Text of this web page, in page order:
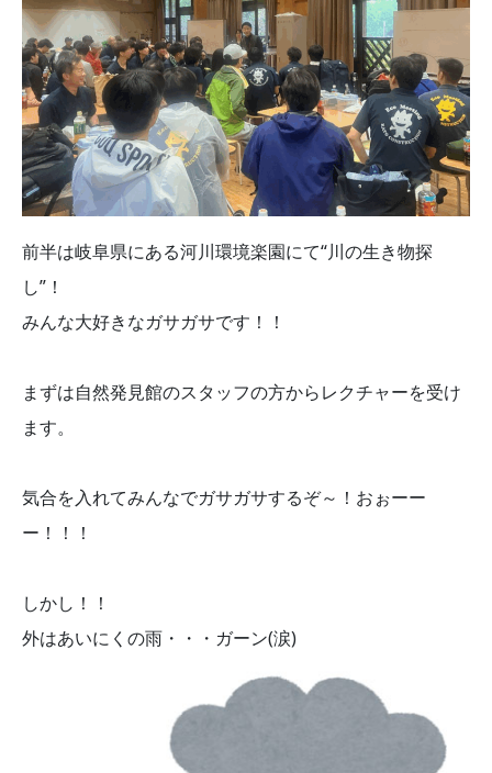
前半は岐阜県にある河川環境楽園にて“川の生き物探
し”！
みんな大好きなガサガサです！！
まずは自然発見館のスタッフの方からレクチャーを受け
ます。
気合を入れてみんなでガサガサするぞ～！おぉーー
ー！！！
しかし！！
外はあいにくの雨・・・ガーン(涙)